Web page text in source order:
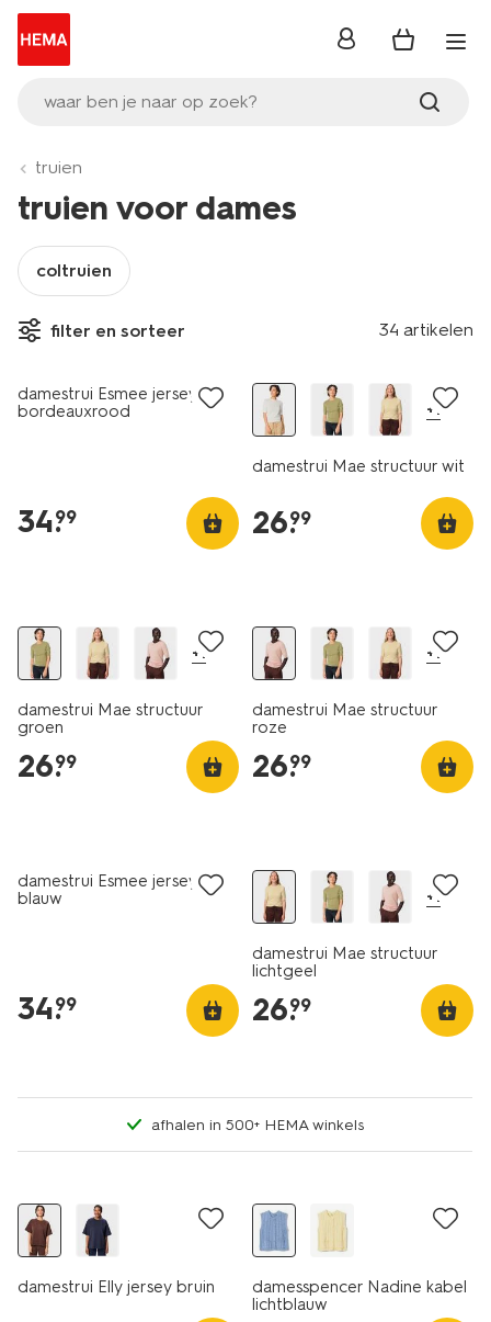
waar ben je naar op zoek?
inloggen
truien
truien voor dames
coltruien
filter en sorteer 34 artikelen
nieuw
damestrui Esmee jersey
bordeauxrood
34.
99
+1
damestrui Mae structuur wit
26.
99
+1
damestrui Mae structuur
groen
26.
99
+1
damestrui Mae structuur
roze
26.
99
damestrui Esmee jersey
blauw
34.
99
+1
damestrui Mae structuur
lichtgeel
26.
99
afhalen in 500+ HEMA winkels
damestrui Elly jersey bruin
damesspencer Nadine kabel
lichtblauw